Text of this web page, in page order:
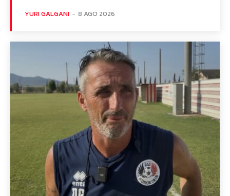
YURI GALGANI - 8 AGO 2026